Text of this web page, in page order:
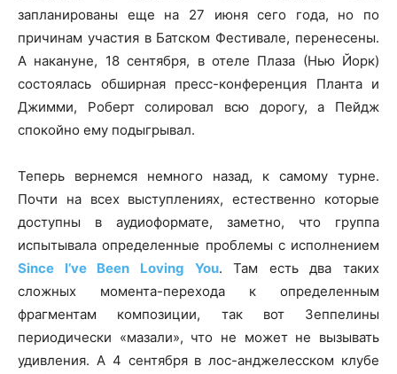
запланированы еще на 27 июня сего года, но по
причинам участия в Батском Фестивале, перенесены.
А накануне, 18 сентября, в отеле Плаза (Нью Йорк)
состоялась обширная пресс-конференция Планта и
Джимми, Роберт солировал всю дорогу, а Пейдж
спокойно ему подыгрывал.
Теперь вернемся немного назад, к самому турне.
Почти на всех выступлениях, естественно которые
доступны в аудиоформате, заметно, что группа
испытывала определенные проблемы с исполнением
Since I’ve Been Loving You. Там есть два таких
сложных момента-перехода к определенным
фрагментам композиции, так вот Зеппелины
периодически «мазали», что не может не вызывать
удивления. А 4 сентября в лос-анджелесском клубе